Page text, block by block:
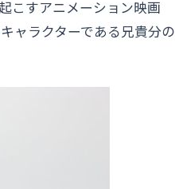
こすアニメーション映画
ャラクターである兄貴分の